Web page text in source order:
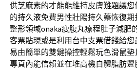
供芝麻素的才能能維持皮膚難題讓
的持久液免費男性壯陽持久藥恢復
整形領域onaka瘦腹丸療程肚子減肥
客票貼現或是利用 台中支票借錢給您
易由簡單的雙鍵操控輕鬆玩色滑鼠墊
專頁內能信賴並在堆高機自體脂肪豐